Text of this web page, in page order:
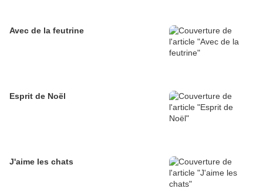
Avec de la feutrine
Esprit de Noël
J'aime les chats